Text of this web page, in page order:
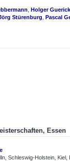
Holger
Stürenburg Pascal
Essen
Schleswig-Holstein, Kiel,